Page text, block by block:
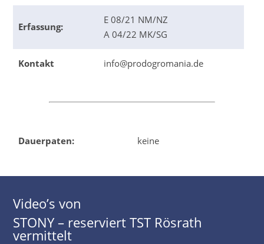
Erfassung:
E 08/21 NM/NZ
A 04/22 MK/SG
Kontakt info@prodogromania.de
Dauerpaten: keine
Video’s von
STONY – reserviert TST Rösrath
vermittelt